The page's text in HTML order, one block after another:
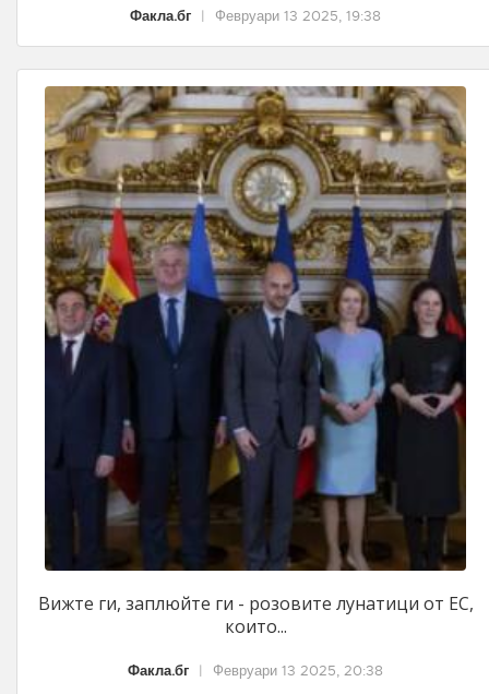
Факла.бг Февруари 13 2025, 19:38
Вижте ги, заплюйте ги - розовите лунатици от ЕС,
които...
Факла.бг Февруари 13 2025, 20:38